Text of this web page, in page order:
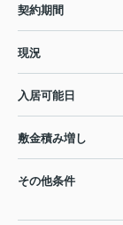
契約期間
現況
入居可能日
敷金積み増し
その他条件